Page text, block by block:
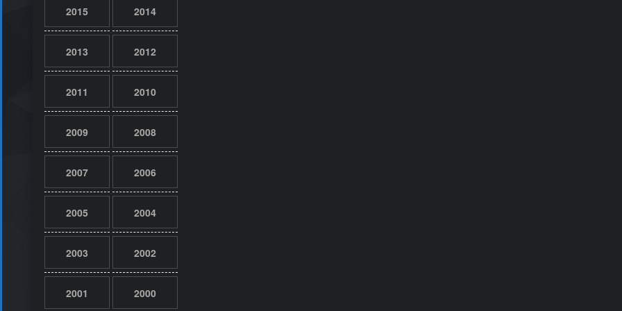
2015 2014
2013 2012
2011 2010
2009 2008
2007 2006
2005 2004
2003 2002
2001 2000